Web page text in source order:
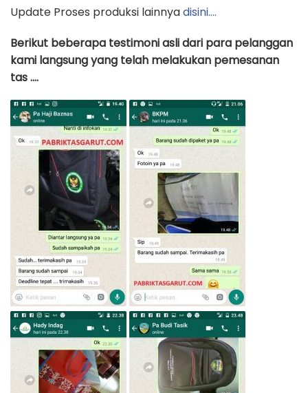
Update Proses produksi lainnyadisini….
Berikut beberapa testimoni asli dari para pelanggan
kami langsung yang telah melakukan pemesanan
tas ….